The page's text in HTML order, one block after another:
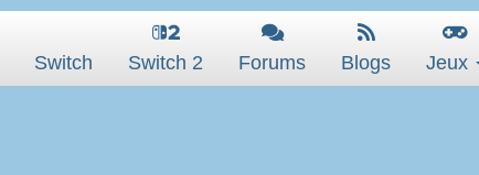
Switch Switch 2 Forums Blogs Jeux